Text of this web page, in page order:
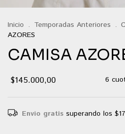
Inicio . Temporadas Anteriores .
AZORES
CAMISA
$145.000,00 6
Envío gratis superando los